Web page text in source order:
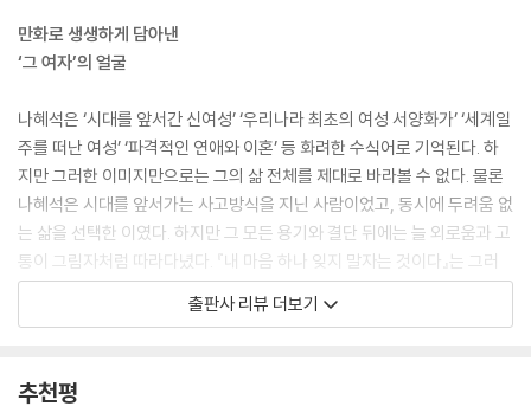
만화로 생생하게 담아낸
‘그 여자’의 얼굴
나혜석은 ‘시대를 앞서간 신여성’ ‘우리나라 최초의 여성 서양화가’ ‘세계일
주를 떠난 여성’ ‘파격적인 연애와 이혼’ 등 화려한 수식어로 기억된다. 하
지만 그러한 이미지만으로는 그의 삶 전체를 제대로 바라볼 수 없다. 물론
나혜석은 시대를 앞서가는 사고방식을 지닌 사람이었고, 동시에 두려움 없
는 삶을 선택한 이였다. 하지만 그 모든 용기와 결단 뒤에는 늘 외로움과 고
통이 그림자처럼 따라다녔다. 『내 마음 하나 잊지 말자는 것이다』는 그러
한 삶의 양면을 가감 없이 담아내며, 이제껏 미디어나 여성 서사 재조명을
통해 강렬한 투사의 이미지로만 소비되었던 ‘그 여자’ 나혜석을, 한층 더 깊
『내 마음 하나 잊지 말자는 것이다』는 무엇보다 나혜석의 삶을 생생하게
출판사 리뷰 더보기
추천평